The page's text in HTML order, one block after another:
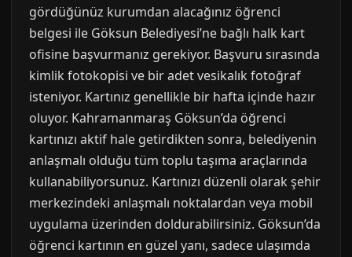
gördüğünüz kurumdan alacağınız öğrenci
belgesi ile Göksun Belediyesi’ne bağlı halk kart
ofisine başvurmanız gerekiyor. Başvuru sırasında
kimlik fotokopisi ve bir adet vesikalık fotoğraf
isteniyor. Kartınız genellikle bir hafta içinde hazır
oluyor. Kahramanmaraş Göksun’da öğrenci
kartınızı aktif hale getirdikten sonra, belediyenin
anlaşmalı olduğu tüm toplu taşıma araçlarında
kullanabiliyorsunuz. Kartınızı düzenli olarak şehir
merkezindeki anlaşmalı noktalardan veya mobil
uygulama üzerinden doldurabilirsiniz. Göksun’da
öğrenci kartının en güzel yanı, sadece ulaşımda